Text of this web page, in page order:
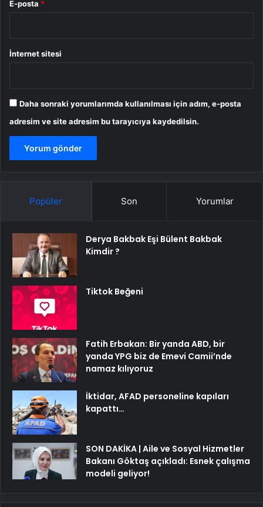
E-posta *
İnternet sitesi
Daha sonraki yorumlarımda kullanılması için adım, e-posta
adresim ve site adresim bu tarayıcıya kaydedilsin.
Popüler Son Yorumlar
Derya Bakbak Eşi Bülent Bakbak
Kimdir ?
Tiktok Beğeni
Fatih Erbakan: Bir yanda ABD, bir
yanda YPG biz de Emevi Camii’nde
namaz kılıyoruz
İktidar, AFAD personeline kapıları
kapattı…
SON DAKİKA | Aile ve Sosyal Hizmetler
Bakanı Göktaş açıkladı: Esnek çalışma
modeli geliyor!